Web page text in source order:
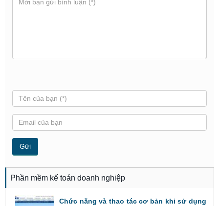
Phần mềm kế toán doanh nghiệp
Chức năng và thao tác cơ bản khi sử dụng